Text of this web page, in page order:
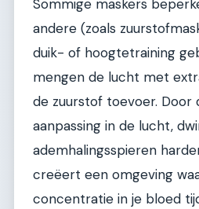
Sommige maskers
andere (zoals
duik- of hoogtetraining
mengen de lucht met
de zuurstof toevoer. Door
aanpassing in de lucht,
ademhalingsspieren
creëert een omgeving
concentratie in je bloed